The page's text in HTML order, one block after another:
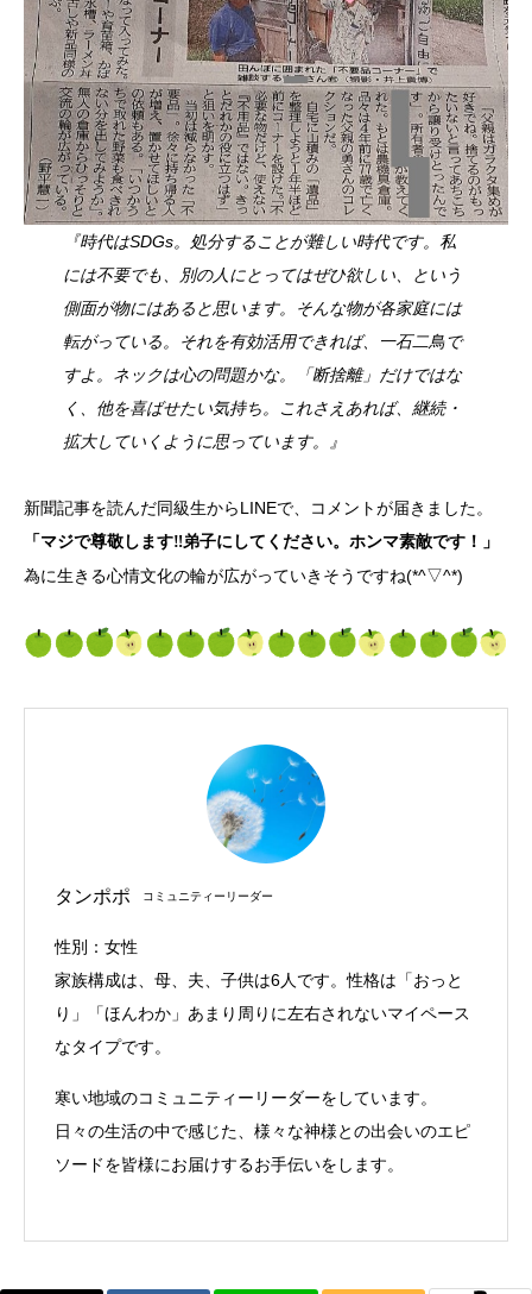
『時代はSDGs。処分することが難しい時代です。私
には不要でも、別の人にとってはぜひ欲しい、という
側面が物にはあると思います。そんな物が各家庭には
転がっている。それを有効活用できれば、一石二鳥で
すよ。ネックは心の問題かな。「断捨離」だけではな
く、他を喜ばせたい気持ち。これさえあれば、継続・
拡大していくように思っています。』
新聞記事を読んだ同級生からLINEで、コメントが届きました。
「マジで尊敬します‼️弟子にしてください。ホンマ素敵です！」
為に生きる心情文化の輪が広がっていきそうですね(*^▽^*)
タンポポ コミュニティーリーダー
性別：女性
家族構成は、母、夫、子供は6人です。性格は「おっと
り」「ほんわか」あまり周りに左右されないマイペース
なタイプです。
寒い地域のコミュニティーリーダーをしています。
日々の生活の中で感じた、様々な神様との出会いのエピ
ソードを皆様にお届けするお手伝いをします。